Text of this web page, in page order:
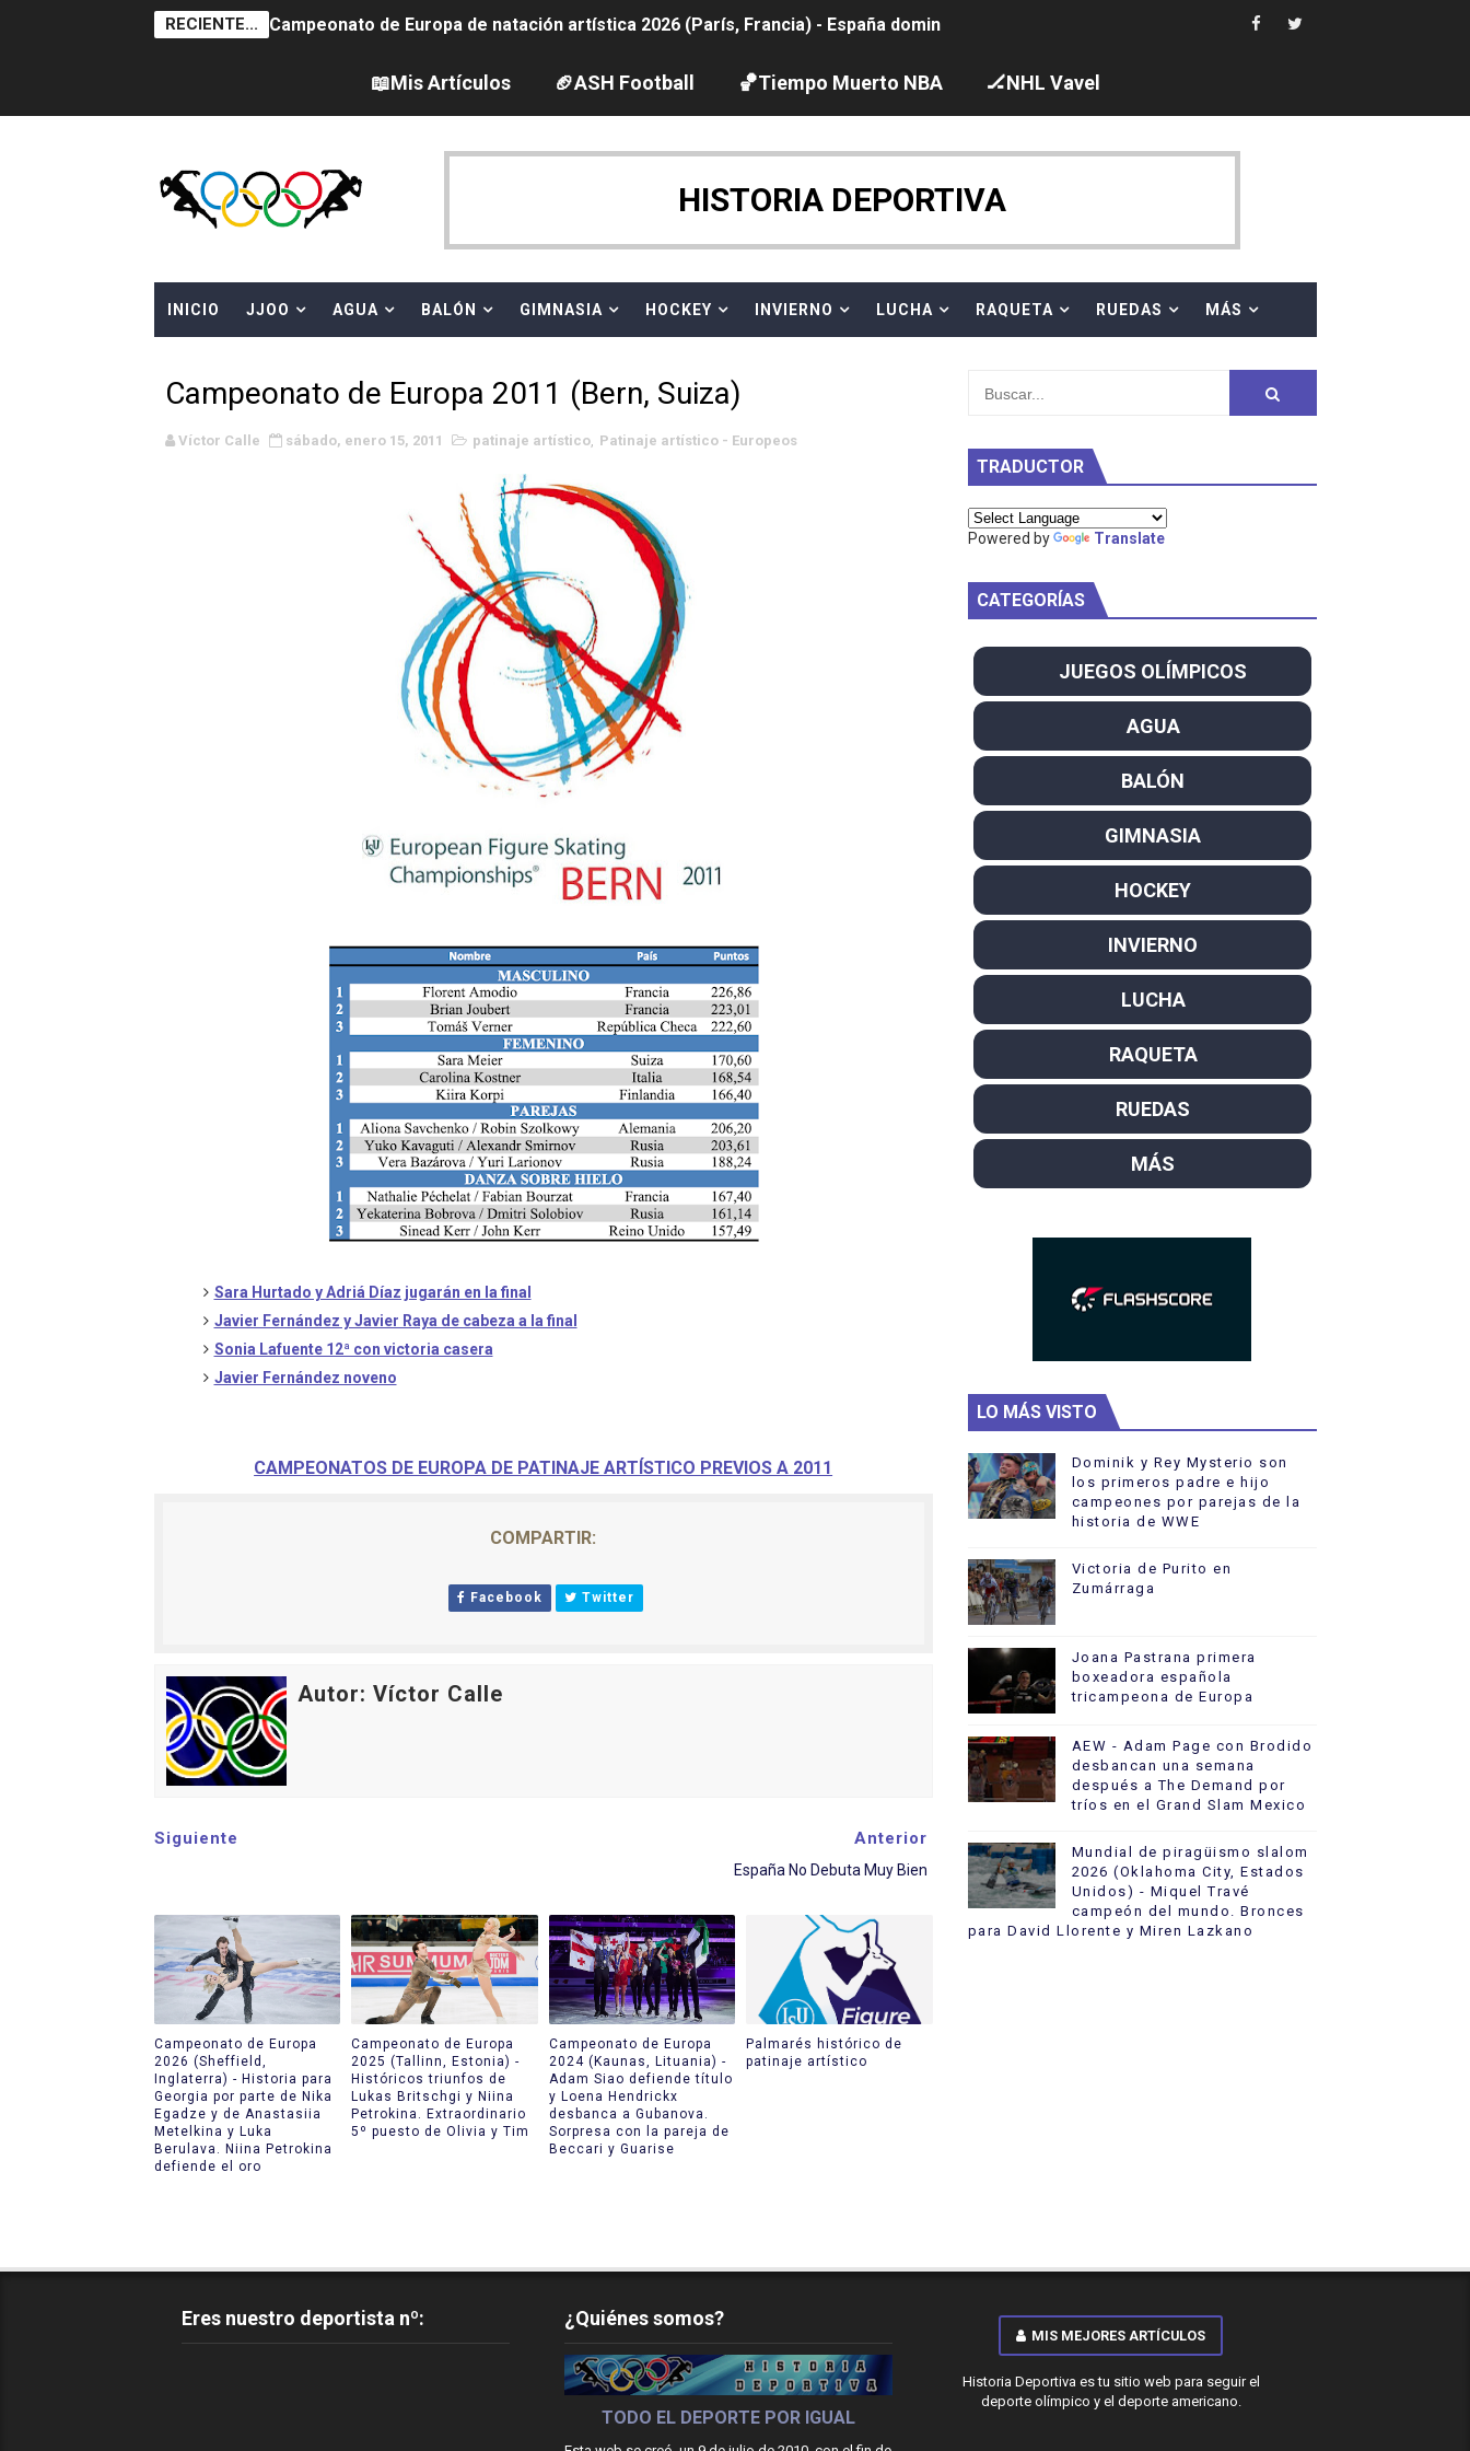
RECIENTE... Campeonato de Europa de natación artística 2026 (París, Francia) - España domina junto al equipo neutral ruso, llevándose 8 medallas, seis para
AEW - Adam Page con Brodido desbancan una semana después a The Demand por tríos en el Grand Slam Mexico
Tour de Francia femenino 2026 - Etapa 5
Women's Pro Baseball League 2026
Campeonato de Europa en aguas abiertas 2026 (París, Francia) - Dobletes de Wellbrock y Taddeucci. Ángela Martínez 5ª en 10km
WWE NXT - Myles Borne y Tavion Heights ponen fin al reinado por parejas de The Vanity Project
Mundial de MotoGP 2026 - GP Gran Bretaña
Canadian Football League 2026 - Week 10
EFA y AFLE 2026 - Regular season
Grandes éxitos por fin para Chelsea Green, Chad Gable y Baron Corbin en SummerSlam
Campeonato de Europa de MTB 2026 (Monteceneri, Suiza) - Charlie Aldridge y Sina Frei dominan el Europeo
Campeonato de Europa de remo 2026 (Varese, Italia) - Rumanía, Alemania y Gran Bretaña se reparten el botín y Caetano Horta y Rodrigo Conde
Mundial de lacrosse femenino 2026 (Tokio, Japón) - Estados Unidos invencibles, ya son decacampeonas y quinto oro consecutivo
Máxima celebración en el último Impact! con Jason Hotch como nuevo TNA International Champion
Mundial de esgrima 2026 (Hong Kong) - La delegación italiana arrasa con 4 oros y 4 platas
Raquel Rodriguez es la nueva monarca Intercontinental, su primer título individual en WWE
Athletes Unlimited Softball League 2026 - Las Utah Talons son bicampeonas de la AUSL
Mundial de piragüismo slalom 2026 (Oklahoma City, Estados Unidos) - Miquel Travé campeón del mundo. Bronces para David Llorente y Miren
Tour de Francia masculino 2026 - Tadej Pogacar entra en el selecto grupo de los pentacampeones, los más laureados
Mundial de Fórmula 1 2026 - Lando Norris consigue en Hungría su primera victoria del año como campeón
Copa del Mundo femenina 2026 - Estados Unidos campeón dejando a España a las puertas
Campeonato de Europa de saltos 2026 (París, Francia) - Medalla de bronce para Jorge Rodríguez y Ana Carvajal
📖Mis Artículos 🏈ASH Football 🏀Tiempo Muerto NBA 🏒NHL Vavel
HISTORIA DEPORTIVA
INICIO JJOO AGUA BALÓN GIMNASIA HOCKEY INVIERNO LUCHA RAQUETA RUEDAS MÁS
Campeonato de Europa 2011 (Bern, Suiza)
Víctor Calle sábado, enero 15, 2011 patinaje artístico, Patinaje artístico - Europeos
Sara Hurtado y Adriá Díaz jugarán en la final
Javier Fernández y Javier Raya de cabeza a la final
Sonia Lafuente 12ª con victoria casera
Javier Fernández noveno
CAMPEONATOS DE EUROPA DE PATINAJE ARTÍSTICO PREVIOS A 2011
COMPARTIR:
Facebook Twitter
Autor: Víctor Calle
Siguiente Anterior
España No Debuta Muy Bien
Campeonato de Europa
2026 (Sheffield,
Inglaterra) - Historia para
Georgia por parte de Nika
Egadze y de Anastasiia
Metelkina y Luka
Berulava. Niina Petrokina
defiende el oro
Campeonato de Europa
2025 (Tallinn, Estonia) -
Históricos triunfos de
Lukas Britschgi y Niina
Petrokina. Extraordinario
5º puesto de Olivia y Tim
Campeonato de Europa
2024 (Kaunas, Lituania) -
Adam Siao defiende título
y Loena Hendrickx
desbanca a Gubanova.
Sorpresa con la pareja de
Beccari y Guarise
Palmarés histórico de
patinaje artístico
TRADUCTOR
Powered by Translate
CATEGORÍAS
JUEGOS OLÍMPICOS
AGUA
BALÓN
GIMNASIA
HOCKEY
INVIERNO
LUCHA
RAQUETA
RUEDAS
MÁS
LO MÁS VISTO
Dominik y Rey Mysterio son
los primeros padre e hijo
campeones por parejas de la
historia de WWE
Victoria de Purito en
Zumárraga
Joana Pastrana primera
boxeadora española
tricampeona de Europa
AEW - Adam Page con Brodido
desbancan una semana
después a The Demand por
tríos en el Grand Slam Mexico
Mundial de piragüismo slalom
2026 (Oklahoma City, Estados
Unidos) - Miquel Travé
campeón del mundo. Bronces
para David Llorente y Miren Lazkano
Eres nuestro deportista nº: ¿Quiénes somos?
TODO EL DEPORTE POR IGUAL
MIS MEJORES ARTÍCULOS
Historia Deportiva es tu sitio web para seguir el
deporte olímpico y el deporte americano.